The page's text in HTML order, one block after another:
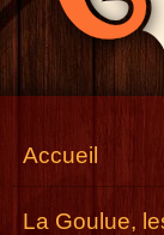
Accueil
La Goulue,